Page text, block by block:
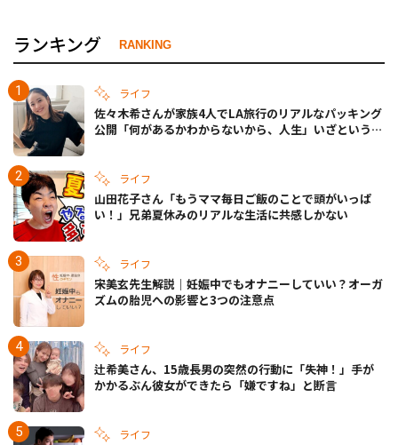
ランキング RANKING
ライフ
佐々木希さんが家族4人でLA旅行のリアルなパッキング
公開「何があるかわからないから、人生」いざというと
ライフ
山田花子さん「もうママ毎日ご飯のことで頭がいっぱ
い！」兄弟夏休みのリアルな生活に共感しかない
ライフ
宋美玄先生解説｜妊娠中でもオナニーしていい？オーガ
ズムの胎児への影響と3つの注意点
ライフ
辻希美さん、15歳長男の突然の行動に「失神！」手が
かかるぶん彼女ができたら「嫌ですね」と断言
ライフ